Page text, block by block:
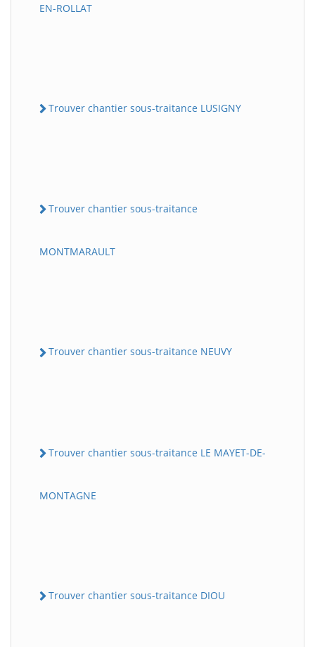
EN-ROLLAT
Trouver chantier sous-traitance LUSIGNY
Trouver chantier sous-traitance
MONTMARAULT
Trouver chantier sous-traitance NEUVY
Trouver chantier sous-traitance LE MAYET-DE-
MONTAGNE
Trouver chantier sous-traitance DIOU